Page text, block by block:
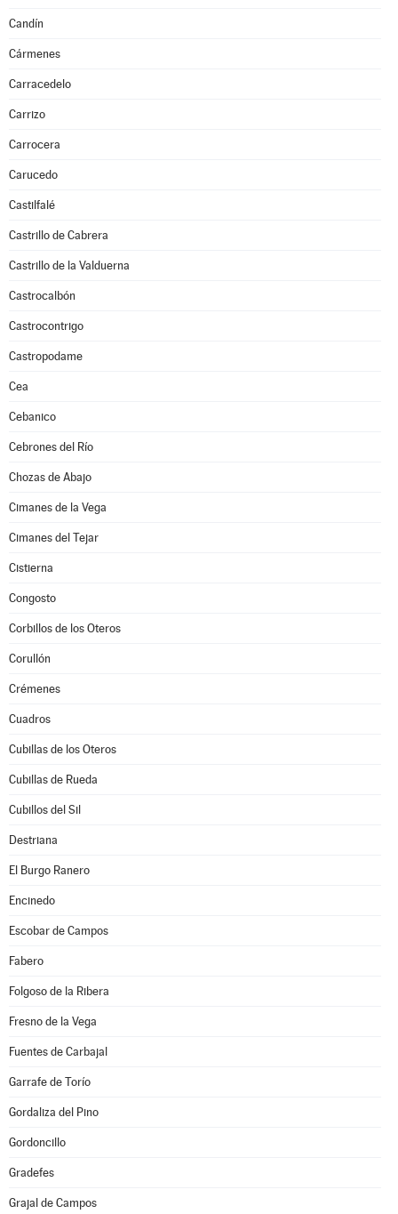
Candín
Cármenes
Carracedelo
Carrizo
Carrocera
Carucedo
Castilfalé
Castrillo de Cabrera
Castrillo de la Valduerna
Castrocalbón
Castrocontrigo
Castropodame
Cea
Cebanico
Cebrones del Río
Chozas de Abajo
Cimanes de la Vega
Cimanes del Tejar
Cistierna
Congosto
Corbillos de los Oteros
Corullón
Crémenes
Cuadros
Cubillas de los Oteros
Cubillas de Rueda
Cubillos del Sil
Destriana
El Burgo Ranero
Encinedo
Escobar de Campos
Fabero
Folgoso de la Ribera
Fresno de la Vega
Fuentes de Carbajal
Garrafe de Torío
Gordaliza del Pino
Gordoncillo
Gradefes
Grajal de Campos